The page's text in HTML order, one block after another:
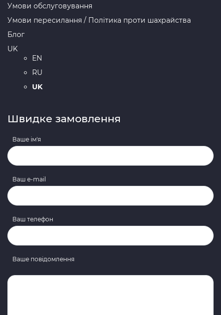
Умови обслуговування
Умови пересилання / Політика проти шахрайства
Блог
UK
EN
RU
UK
Швидке замовлення
Ваше ім'я
Ваш e-mail
Ваш телефон
Ваше повідомлення